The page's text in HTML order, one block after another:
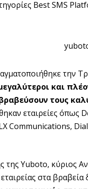
Best SMS
την
και
τους
εταιρείες
Communications,
της Yuboto, κύριος
στα